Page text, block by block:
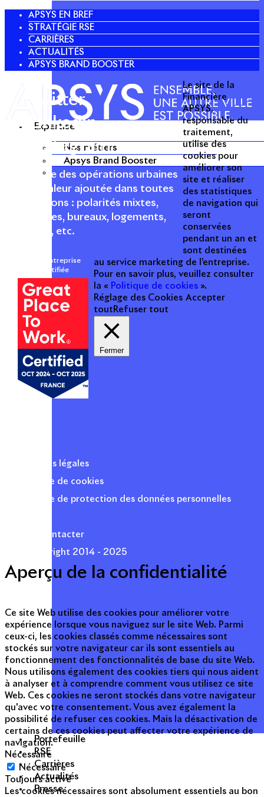
Expertise
Nos métiers
Apsys Brand Booster
Portefeuille
RSE
Carrières
Actualités
Presse
APSYS EN BREF
STRATÉGIE RSE
CARRIÈRES
ACTUALITÉS
APSYS BRAND BOOSTER
Acteur passionné de la ville depuis
1996, Apsys conçoit, réalise, anime
et valorise des opérations urbaines
à forte valeur ajoutée dans toutes
les fonctions : polarités mixtes,
commerces, bureaux, logements,
hôtellerie, etc.
Une entreprise
certifiée
Mentions légales
Politique de cookies
Politique de protection des données personnelles
Nous contacter
© Copyright 2014 - 2025
Twitter
Linkedin
Instagram
Le site de la
Financière
APSYS,
responsable du
traitement,
utilise des
cookies pour
améliorer son
site et réaliser
des statistiques
de navigation qui
seront
conservées
pendant un an et
sont destinées
au service marketing de l’entreprise.
Pour en savoir plus, veuillez consulter
la « Politique de cookies ».
Réglage des Cookies Accepter
tout Refuser tout
Fermer
Aperçu de la confidentialité
Ce site Web utilise des cookies pour améliorer votre
expérience lorsque vous naviguez sur le site Web. Parmi
ceux-ci, les cookies classés comme nécessaires sont
stockés sur votre navigateur car ils sont essentiels au
fonctionnement des fonctionnalités de base du site Web.
Nous utilisons également des cookies tiers qui nous aident
à analyser et à comprendre comment vous utilisez ce site
Web. Ces cookies ne seront stockés dans votre navigateur
qu'avec votre consentement. Vous avez également la
possibilité de refuser ces cookies. Mais la désactivation de
certains de ces cookies peut affecter votre expérience de
navigation.
Nécessaire
Nécessaire
Toujours activé
Les cookies nécessaires sont absolument essentiels au bon